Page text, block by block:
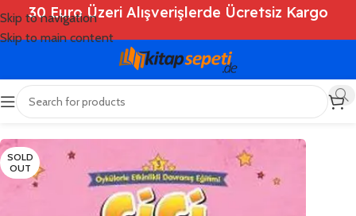
Skip to navigation
Skip to main content
30 Euro Üzeri Alışverişlerde Ücretsiz Kargo
Ana Sayfa Shop
SOLD
OUT